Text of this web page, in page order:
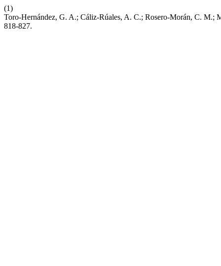
(1)
Toro-Hernández, G. A.; Cáliz-Rúales, A. C.; Rosero-Morán, C.
818-827.